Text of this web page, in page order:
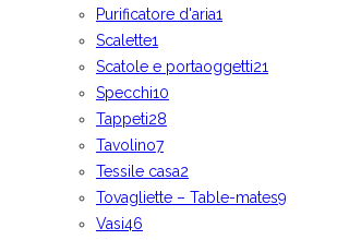
Purificatore d'aria1
Scalette1
Scatole e portaoggetti21
Specchi10
Tappeti28
Tavolino7
Tessile casa2
Tovagliette – Table-mates9
Vasi46